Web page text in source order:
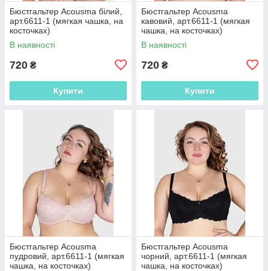
Бюстгальтер Acousma білий,
арт.6611-1 (мягкая чашка, на
косточках)
В наявності
720 ₴
Купити
Бюстгальтер Acousma
кавовий, арт.6611-1 (мягкая
чашка, на косточках)
В наявності
720 ₴
Купити
Бюстгальтер Acousma
пудровий, арт.6611-1 (мягкая
чашка, на косточках)
Бюстгальтер Acousma
чорний, арт.6611-1 (мягкая
чашка, на косточках)